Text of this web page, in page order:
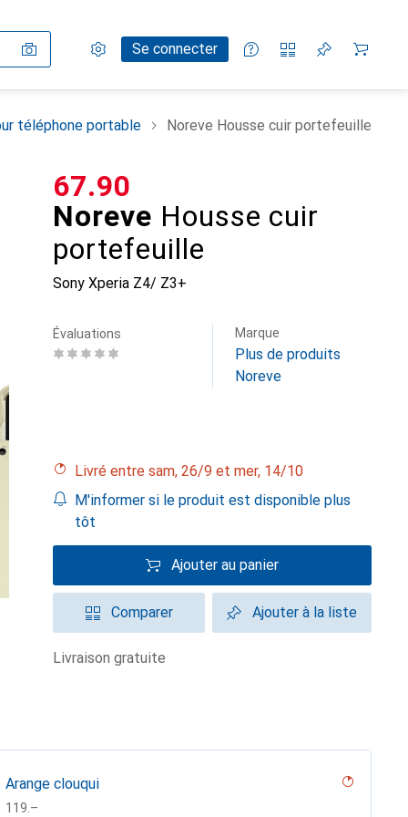
Paramètres
Compte clientSe connecter
Listes de comparaison
Listes d'envies
Panier
téléphone portable Noreve Housse cuir portefeuille
Noreve Housse cuir
portefeuille
Sony Xperia Z4/ Z3+
CHF
67.90
Évaluations Marque
Plus de produits
Noreve
Livré entre sam, 26/9 et mer, 14/10
M'informer si le produit est disponible plus
tôt
Ajouter au panier
Comparer Ajouter à la liste
livraison gratuite
Arange clouqui
CHF
119.–